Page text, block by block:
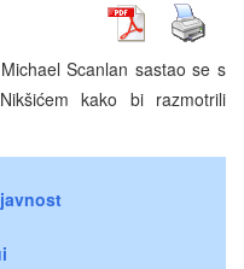
Scanlan sastao se s
kako bi razmotrili